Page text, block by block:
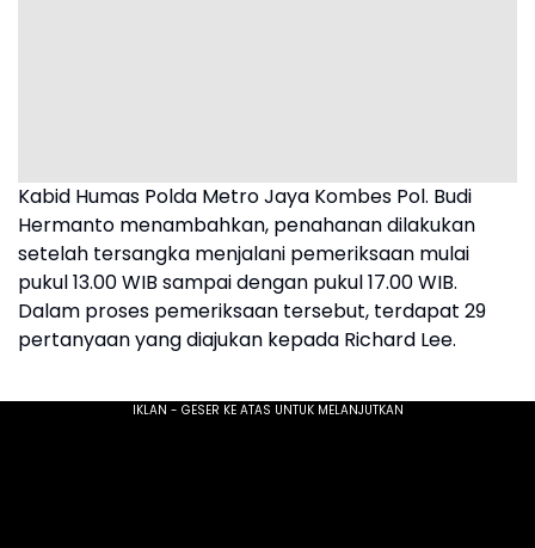
Kabid Humas Polda Metro Jaya Kombes Pol. Budi
Hermanto menambahkan, penahanan dilakukan
setelah tersangka menjalani pemeriksaan mulai
pukul 13.00 WIB sampai dengan pukul 17.00 WIB.
Dalam proses pemeriksaan tersebut, terdapat 29
pertanyaan yang diajukan kepada Richard Lee.